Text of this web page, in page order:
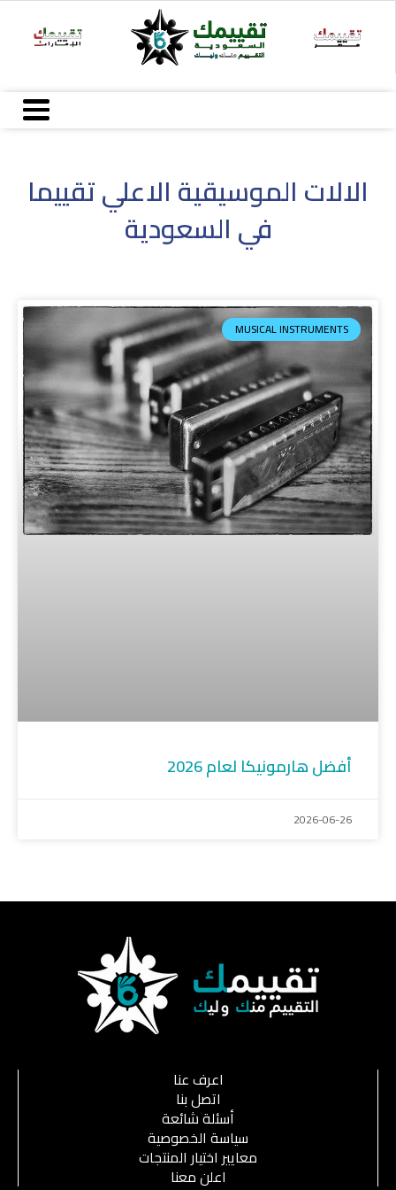
تخطي
المحتوى
الالات الموسيقية الاعلي تقييما
في السعودية
MUSICAL INSTRUMENTS
أفضل هارمونيكا لعام 2026
2026-06-26
اعرف عنا
اتصل بنا
أسئلة شائعة
سياسة الخصوصية
معايير اختيار المنتجات
اعلن معنا